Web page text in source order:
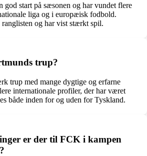
god start på sæsonen og har vundet flere
liga og i europæisk fodbold.
og har vist stærkt spil.
trup?
trup med mange dygtige og erfarne
internationale profiler, der har været
både inden for og uden for Tyskland.
er der til FCK i kampen